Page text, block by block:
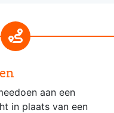
aan een
in plaats van een